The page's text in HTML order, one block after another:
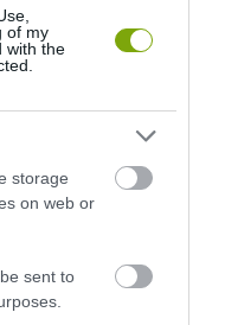
of my
with the
storage
on web or
sent to
FINOMAN JELEZTE:
MÉG MINDENTUDÓNAK
MAGUNKAT